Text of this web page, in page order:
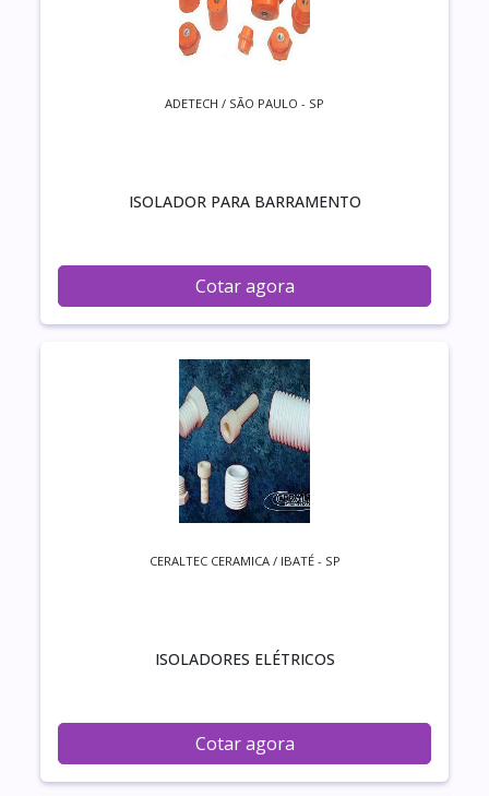
ADETECH / SÃO PAULO - SP
ISOLADOR PARA BARRAMENTO
Cotar agora
CERALTEC CERAMICA / IBATÉ - SP
ISOLADORES ELÉTRICOS
Cotar agora